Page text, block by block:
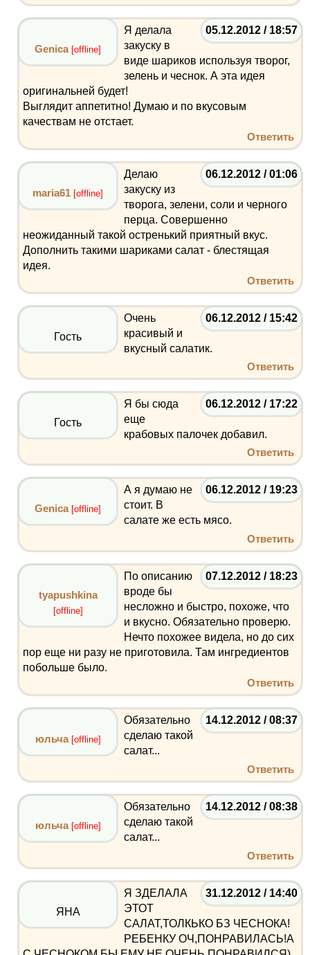
05.12.2012 / 18:57
Genica [offline]
Я делала
закуску в
виде шариков используя творог,
зелень и чеснок. А эта идея
оригинальней будет!
Выглядит аппетитно! Думаю и по вкусовым
качествам не отстает.
Ответить
06.12.2012 / 01:06
maria61 [offline]
Делаю
закуску из
творога, зелени, соли и черного
перца. Совершенно
неожиданный такой остренький приятный вкус.
Дополнить такими шариками салат - блестящая
идея.
Ответить
06.12.2012 / 15:42
Гость
Очень
красивый и
вкусный салатик.
Ответить
06.12.2012 / 17:22
Гость
Я бы сюда
еще
крабовых палочек добавил.
Ответить
06.12.2012 / 19:23
Genica [offline]
А я думаю не
стоит. В
салате же есть мясо.
Ответить
07.12.2012 / 18:23
tyapushkina
[offline]
По описанию
вроде бы
несложно и быстро, похоже, что
и вкусно. Обязательно проверю.
Нечто похожее видела, но до сих
пор еще ни разу не приготовила. Там ингредиентов
побольше было.
Ответить
14.12.2012 / 08:37
юльча [offline]
Обязательно
сделаю такой
салат...
Ответить
14.12.2012 / 08:38
юльча [offline]
Обязательно
сделаю такой
салат...
Ответить
31.12.2012 / 14:40
ЯНА
Я ЗДЕЛАЛА
ЭТОТ
САЛАТ,ТОЛКЬКО БЗ ЧЕСНОКА!
РЕБЕНКУ ОЧ,ПОНРАВИЛАСЬ!А